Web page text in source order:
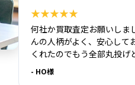
★★★★★
何社か買取査定お願いしま
んの人柄がよく、安心して
くれたのでもう全部丸投げ
- HO様